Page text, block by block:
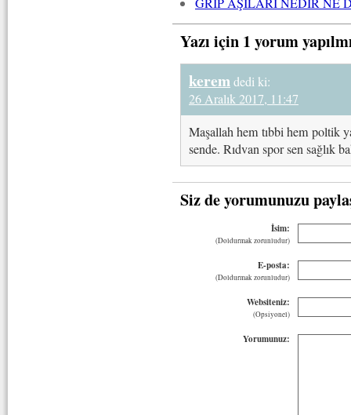
Yazı için 1 yorum
keremdedi ki:
26 Aralık 2017, 11:47
Maşallah hem tıbbi hem poltik
sende. Rıdvan spor sen sağlık
Siz de yorumunuzu
İsim:
(Doldurmak zorunludur)
E-posta:
(Doldurmak zorunludur)
Websiteniz:
(Opsiyonel)
Yorumunuz: